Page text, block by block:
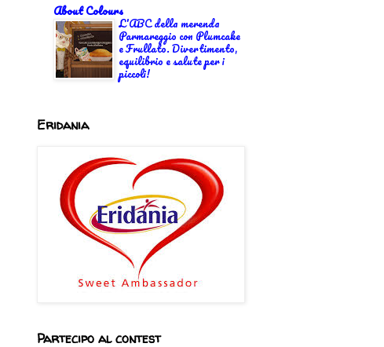
About Colours
L'ABC della merenda
Parmareggio con Plumcake
e Frullato. Divertimento,
equilibrio e salute per i
piccoli!
Eridania
Partecipo al contest